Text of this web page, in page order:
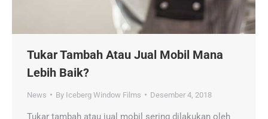
Tukar Tambah Atau Jual Mobil Mana
Lebih Baik?
News By Iceberg Window Films Desember 4, 2018
Tukar tambah atau jual mobil sering dilakukan oleh